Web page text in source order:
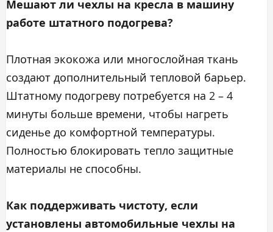
Мешают ли чехлы на кресла в машину
работе штатного подогрева?
Плотная экокожа или многослойная ткань
создают дополнительный тепловой барьер.
Штатному подогреву потребуется на 2 – 4
минуты больше времени, чтобы нагреть
сиденье до комфортной температуры.
Полностью блокировать тепло защитные
материалы не способны.
Как поддерживать чистоту, если
установлены автомобильные чехлы на